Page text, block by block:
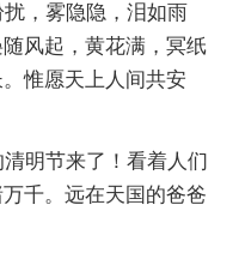
，雾隐隐，泪如雨
风起，黄花满，冥纸
惟愿天上人间共安
明节来了！看着人们
千。远在天国的爸爸